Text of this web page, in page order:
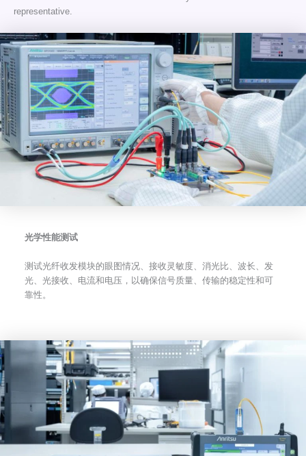
representative.
光学性能测试
测试光纤收发模块的眼图情况、接收灵敏度、消光比、波长、发
光、光接收、电流和电压，以确保信号质量、传输的稳定性和可
靠性。